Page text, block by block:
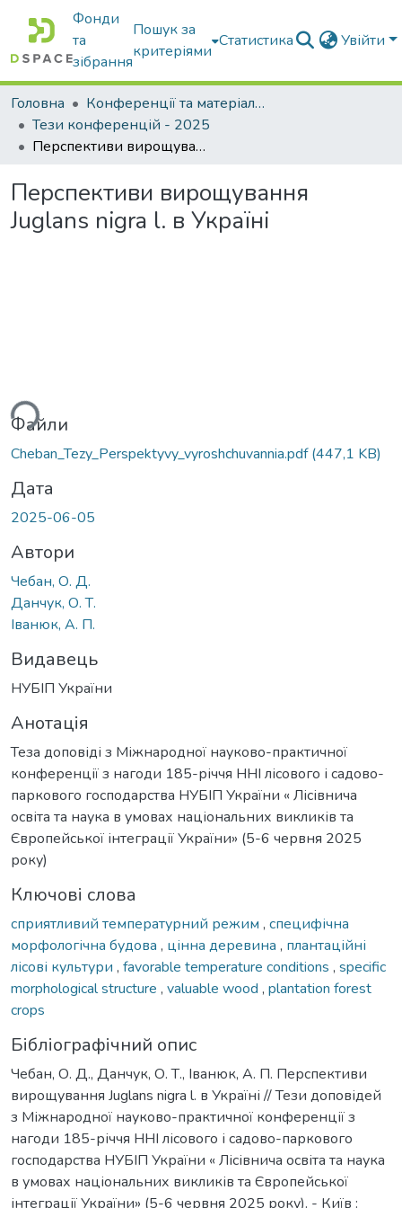
Фонди
та
зібрання
Пошук за
критеріями
Статистика Увійти
Головна
Конференції та матеріали конференцій
Тези конференцій - 2025
Перспективи вирощування Juglans nigra l. в Україні
Перспективи вирощування
Juglans nigra l. в Україні
Файли
Cheban_Tezy_Perspektyvy_vyroshchuvannia.pdf(447,1 KB)
Дата
2025-06-05
Автори
Чебан, О. Д.
Данчук, О. Т.
Іванюк, А. П.
Видавець
НУБІП України
Анотація
Теза доповіді з Міжнародної науково-практичної
конференції з нагоди 185-річчя ННІ лісового і садово-
паркового господарства НУБІП України « Лісівнича
освіта та наука в умовах національних викликів та
Європейської інтеграції України» (5-6 червня 2025
року)
Ключові слова
сприятливий температурний режим , специфічна
морфологічна будова , цінна деревина , плантаційні
лісові культури , favorable temperature conditions , specific
morphological structure , valuable wood , plantation forest
crops
Бібліографічний опис
Чебан, О. Д., Данчук, О. Т., Іванюк, А. П. Перспективи
вирощування Juglans nigra l. в Україні // Тези доповідей
з Міжнародної науково-практичної конференції з
нагоди 185-річчя ННІ лісового і садово-паркового
господарства НУБІП України « Лісівнича освіта та наука
в умовах національних викликів та Європейської
інтеграції України» (5-6 червня 2025 року). - Київ :